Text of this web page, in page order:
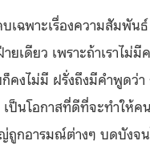
เฉพาะเรื่องความสัมพัน
ยเดียว เพราะถ้าเราไม่มี
คงไม่มี ฝรั่งถึงมีคำพูดว่า
ป็นโอกาสที่ดีที่จะทำให้ค
ถูกอารมณ์ต่างๆ บดบังจ